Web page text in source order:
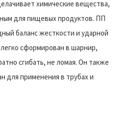
химические вещества,
для пищевых продуктов. ПП
баланс жесткости и ударной
сформирован в шарнир,
сгибать, не ломая. Он также
для применения в трубах и